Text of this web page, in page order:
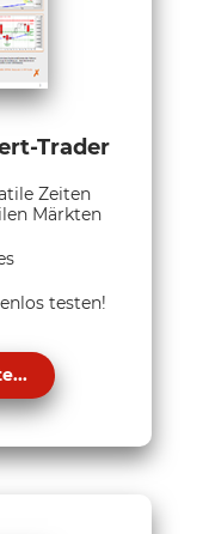
Trader
Zeiten
Märkten
testen!